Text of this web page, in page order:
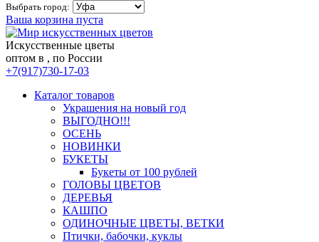
Выбрать город:
Ваша корзина пуста
Искусственные цветы
оптом в , по России
+7(917)730-17-03
Каталог товаров
Украшения на новый год
ВЫГОДНО!!!
ОСЕНЬ
НОВИНКИ
БУКЕТЫ
Букеты от 100 рублей
ГОЛОВЫ ЦВЕТОВ
ДЕРЕВЬЯ
КАШПО
ОДИНОЧНЫЕ ЦВЕТЫ, ВЕТКИ
Птички, бабочки, куклы